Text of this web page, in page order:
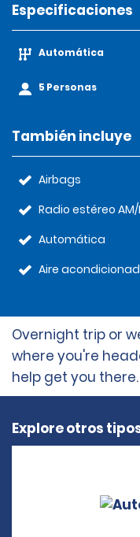
Especificaciones
Automática
5 Personas
También incluye
Airbags
Radio estéreo AM/
Automática
Aire
Overnight trip or
where you're
help get you there.
Explore otros